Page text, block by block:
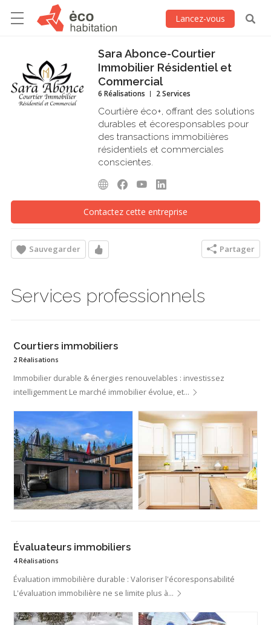
Lancez-vous
Sara Abonce-Courtier
Immobilier Résidentiel et
Commercial
6 Réalisations 2 Services
Courtière éco+, offrant des solutions
durables et écoresponsables pour
des transactions immobilières
résidentiels et commerciales
conscientes.
Contactez cette entreprise
Sauvegarder Partager
Services professionnels
Courtiers immobiliers
2 Réalisations
Immobilier durable & énergies renouvelables : investissez
intelligemment Le marché immobilier évolue, et…
Évaluateurs immobiliers
4 Réalisations
Évaluation immobilière durable : Valoriser l'écoresponsabilité
L'évaluation immobilière ne se limite plus à…